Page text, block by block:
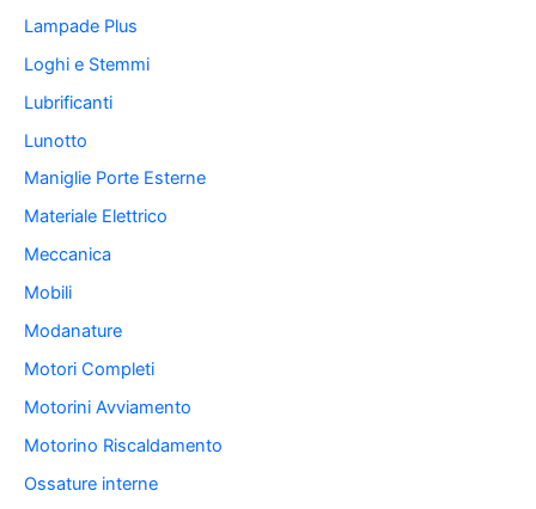
Lampade Plus
Loghi e Stemmi
Lubrificanti
Lunotto
Maniglie Porte Esterne
Materiale Elettrico
Meccanica
Mobili
Modanature
Motori Completi
Motorini Avviamento
Motorino Riscaldamento
Ossature interne